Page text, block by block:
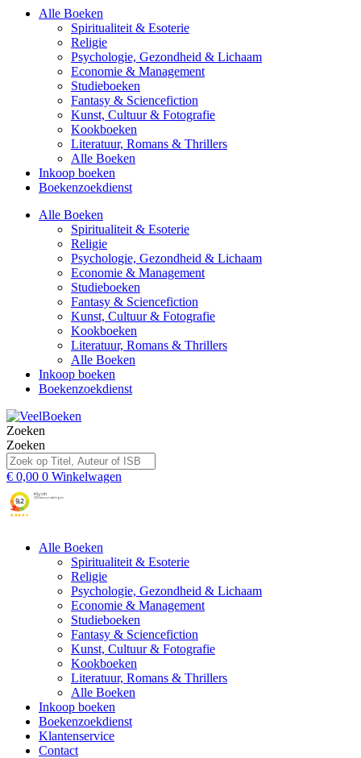
Alle Boeken
Spiritualiteit & Esoterie
Religie
Psychologie, Gezondheid & Lichaam
Economie & Management
Studieboeken
Fantasy & Sciencefiction
Kunst, Cultuur & Fotografie
Kookboeken
Literatuur, Romans & Thrillers
Alle Boeken
Inkoop boeken
Boekenzoekdienst
Alle Boeken
Spiritualiteit & Esoterie
Religie
Psychologie, Gezondheid & Lichaam
Economie & Management
Studieboeken
Fantasy & Sciencefiction
Kunst, Cultuur & Fotografie
Kookboeken
Literatuur, Romans & Thrillers
Alle Boeken
Inkoop boeken
Boekenzoekdienst
Zoeken
Zoeken
€ 0,00 0 Winkelwagen
Alle Boeken
Spiritualiteit & Esoterie
Religie
Psychologie, Gezondheid & Lichaam
Economie & Management
Studieboeken
Fantasy & Sciencefiction
Kunst, Cultuur & Fotografie
Kookboeken
Literatuur, Romans & Thrillers
Alle Boeken
Inkoop boeken
Boekenzoekdienst
Klantenservice
Contact